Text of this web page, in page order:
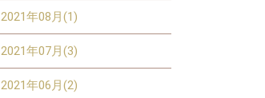
2021年08月(1)
2021年07月(3)
2021年06月(2)